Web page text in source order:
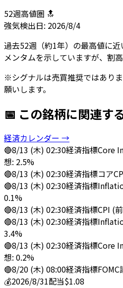
52週高値圏 🔝
強気検出日: 2026/8/4
過去52週（約1年）の最高値に
メンタムを示していますが、割
※シグナルは売買推奨ではあり
願いします。
📅 この銘柄に関連す
経済カレンダー →
🔴8/13 (木) 02:30経済指標Core
想: 2.5%
🔴8/13 (木) 02:30経済指標コア
🔴8/13 (木) 02:30経済指標
0.1%
🔴8/13 (木) 02:30経済指標CPI (
🔴8/13 (木) 02:30経済指標
3.4%
🔴8/13 (木) 02:30経済指標Core
想: 0.2%
🔴8/20 (木) 08:00経済指標FOMC
💰2026/8/31配当$1.08